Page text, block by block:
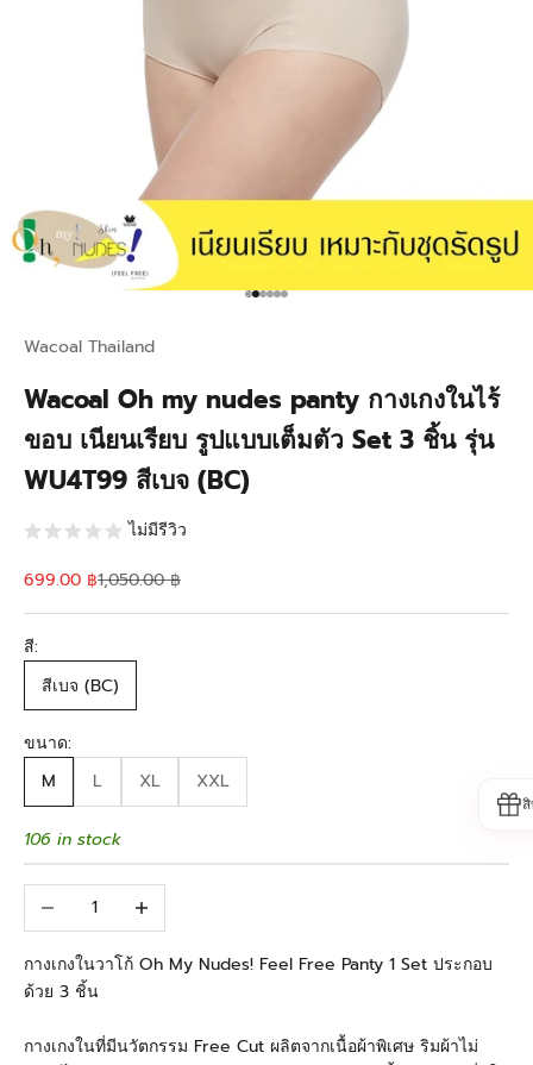
Go to item 1
Go to item 2
Go to item 3
Go to item 4
Go to item 5
Go to item 6
Wacoal Thailand
Wacoal Oh my nudes panty กางเกงในไร้
ขอบ เนียนเรียบ รูปแบบเต็มตัว Set 3 ชิ้น รุ่น
WU4T99 สีเบจ (BC)
ไม่มีรีวิว
Sale price
699.00 ฿Regular price
1,050.00 ฿
สี:
สีเบจ (BC)
ขนาด:
M
L XL XXL
106 in stock
Decrease quantityIncrease quantity
กางเกงในวาโก้ Oh My Nudes! Feel Free Panty 1 Set ประกอบ
ด้วย 3 ชิ้น
กางเกงในที่มีนวัตกรรม Free Cut ผลิตจากเนื้อผ้าพิเศษ ริมผ้าไม่